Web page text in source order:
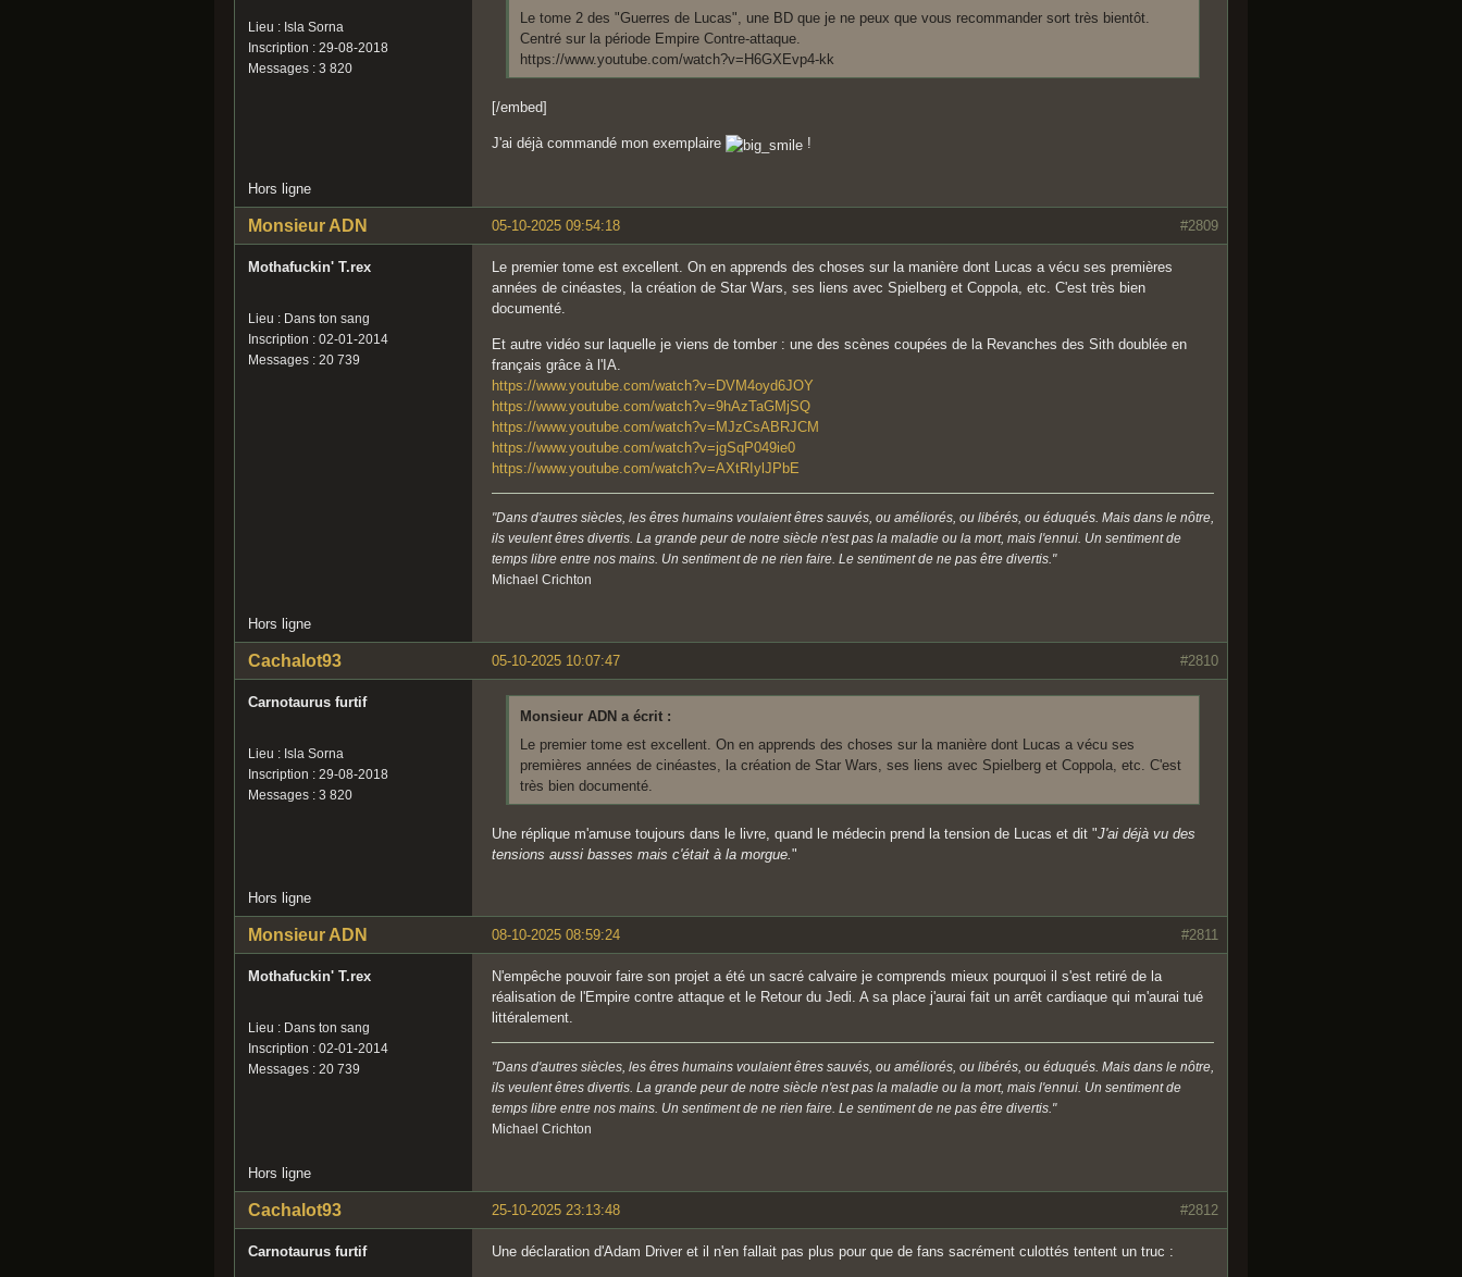
Lieu : Isla Sorna
Inscription : 29-08-2018
Messages : 3 820
Le tome 2 des "Guerres de Lucas", une BD que je ne peux que vous recommander sort très bientôt.
Centré sur la période Empire Contre-attaque.
https://www.youtube.com/watch?v=H6GXEvp4-kk
[/embed]
J'ai déjà commandé mon exemplaire !
Hors ligne
#2809
05-10-2025 09:54:18
Monsieur ADN
Mothafuckin' T.rex
Lieu : Dans ton sang
Inscription : 02-01-2014
Messages : 20 739
Le premier tome est excellent. On en apprends des choses sur la manière dont Lucas a vécu ses premières
années de cinéastes, la création de Star Wars, ses liens avec Spielberg et Coppola, etc. C'est très bien
documenté.
Et autre vidéo sur laquelle je viens de tomber : une des scènes coupées de la Revanches des Sith doublée en
français grâce à l'IA.
https://www.youtube.com/watch?v=DVM4oyd6JOY
https://www.youtube.com/watch?v=9hAzTaGMjSQ
https://www.youtube.com/watch?v=MJzCsABRJCM
https://www.youtube.com/watch?v=jgSqP049ie0
https://www.youtube.com/watch?v=AXtRIylJPbE
"Dans d'autres siècles, les êtres humains voulaient êtres sauvés, ou améliorés, ou libérés, ou éduqués. Mais dans le nôtre,
ils veulent êtres divertis. La grande peur de notre siècle n'est pas la maladie ou la mort, mais l'ennui. Un sentiment de
temps libre entre nos mains. Un sentiment de ne rien faire. Le sentiment de ne pas être divertis."
Michael Crichton
Hors ligne
#2810
05-10-2025 10:07:47
Cachalot93
Carnotaurus furtif
Lieu : Isla Sorna
Inscription : 29-08-2018
Messages : 3 820
Monsieur ADN a écrit :
Le premier tome est excellent. On en apprends des choses sur la manière dont Lucas a vécu ses
premières années de cinéastes, la création de Star Wars, ses liens avec Spielberg et Coppola, etc. C'est
très bien documenté.
Une réplique m'amuse toujours dans le livre, quand le médecin prend la tension de Lucas et dit "J'ai déjà vu des
tensions aussi basses mais c'était à la morgue."
Hors ligne
#2811
08-10-2025 08:59:24
Monsieur ADN
Mothafuckin' T.rex
Lieu : Dans ton sang
Inscription : 02-01-2014
Messages : 20 739
N'empêche pouvoir faire son projet a été un sacré calvaire je comprends mieux pourquoi il s'est retiré de la
réalisation de l'Empire contre attaque et le Retour du Jedi. A sa place j'aurai fait un arrêt cardiaque qui m'aurai tué
littéralement.
"Dans d'autres siècles, les êtres humains voulaient êtres sauvés, ou améliorés, ou libérés, ou éduqués. Mais dans le nôtre,
ils veulent êtres divertis. La grande peur de notre siècle n'est pas la maladie ou la mort, mais l'ennui. Un sentiment de
temps libre entre nos mains. Un sentiment de ne rien faire. Le sentiment de ne pas être divertis."
Michael Crichton
Hors ligne
#2812
25-10-2025 23:13:48
Cachalot93
Carnotaurus furtif Une déclaration d'Adam Driver et il n'en fallait pas plus pour que de fans sacrément culottés tentent un truc :